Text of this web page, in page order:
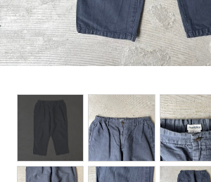
OUTER WEAR
BOTTOMS
DESIGNERS ARCHIVES